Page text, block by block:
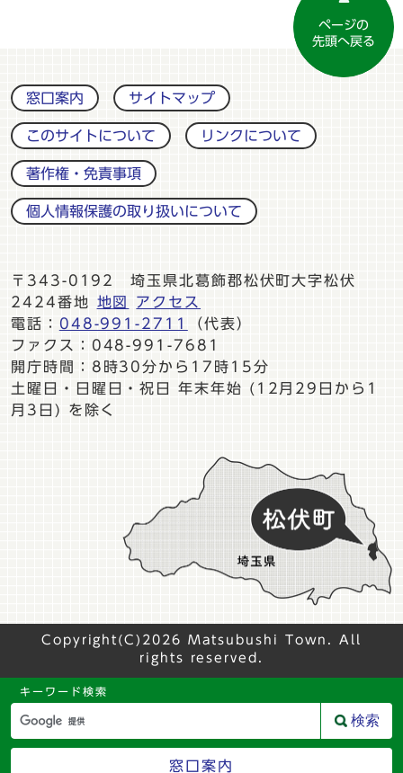
ページの
先頭へ戻る
窓口案内 サイトマップ
このサイトについて リンクについて
著作権・免責事項
個人情報保護の取り扱いについて
〒343-0192 埼玉県北葛飾郡松伏町大字松伏
2424番地
地図
アクセス
電話： 048-991-2711
（代表）
ファクス：048-991-7681
開庁時間：8時30分から17時15分
土曜日・日曜日・祝日 年末年始 (12月29日から1
月3日) を除く
Copyright(C)2026 Matsubushi Town. All
rights reserved.
キーワード検索
検索
窓口案内